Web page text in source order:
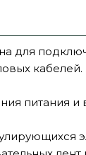
для
питания и